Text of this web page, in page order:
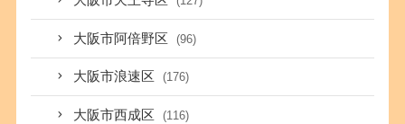
大阪市阿倍野区 (96)
大阪市浪速区 (176)
大阪市西成区 (116)